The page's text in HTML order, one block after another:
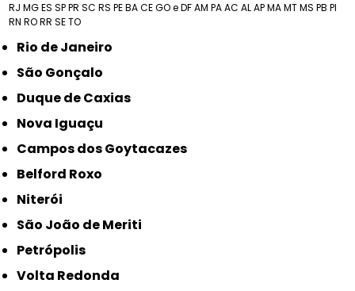
RJ MGES SPPR SC RS PEBACEGO e DFAM PAAC ALAPMAMTMS PB PI
RN RORR SETO
Rio de Janeiro
São Gonçalo
Duque de Caxias
Nova Iguaçu
Campos dos Goytacazes
Belford Roxo
Niterói
São João de Meriti
Petrópolis
Volta Redonda